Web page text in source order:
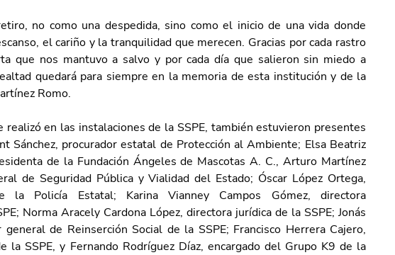
no como una despedida, sino como el inicio de una vida donde
el cariño y la tranquilidad que merecen. Gracias por cada rastro
que nos mantuvo a salvo y por cada día que salieron sin miedo a
quedará para siempre en la memoria de esta institución y de la
Romo.
realizó en las instalaciones de la SSPE, también estuvieron presentes
Sánchez, procurador estatal de Protección al Ambiente; Elsa Beatriz
de la Fundación Ángeles de Mascotas A. C., Arturo Martínez
de Seguridad Pública y Vialidad del Estado; Óscar López Ortega,
la Policía Estatal; Karina Vianney Campos Gómez, directora
Norma Aracely Cardona López, directora jurídica de la SSPE; Jonás
de Reinserción Social de la SSPE; Francisco Herrera Cajero,
la SSPE, y Fernando Rodríguez Díaz, encargado del Grupo K9 de la